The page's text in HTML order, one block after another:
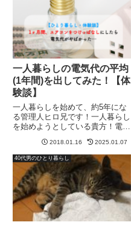
一人暮らしの電気代の平均
(1年間)を出してみた！【体
験談】
一人暮らしを始めて、約5年にな
る管理人ヒロ兄です！一人暮らし
を始めようとしている貴方！電気
くら位なの！？とか、明確な数字
を知りたかったりしませんか？僕
は、24時間、基本的には、エア
コンつけっぱなしです…。管理
人...
2018.01.16 2025.01.07
40代男のひとり暮らし